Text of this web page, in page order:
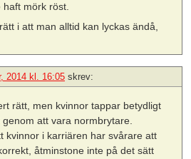
mörk röst.
i att man alltid kan lyckas ändå,
2014 kl. 16:05 skrev:
rätt, men kvinnor tappar betydligt
att vara normbrytare.
kvinnor i karriären har svårare att
åtminstone inte på det sätt